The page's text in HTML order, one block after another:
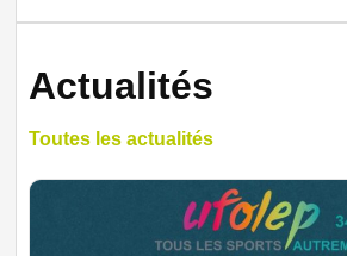
Actualités
Toutes les actualités